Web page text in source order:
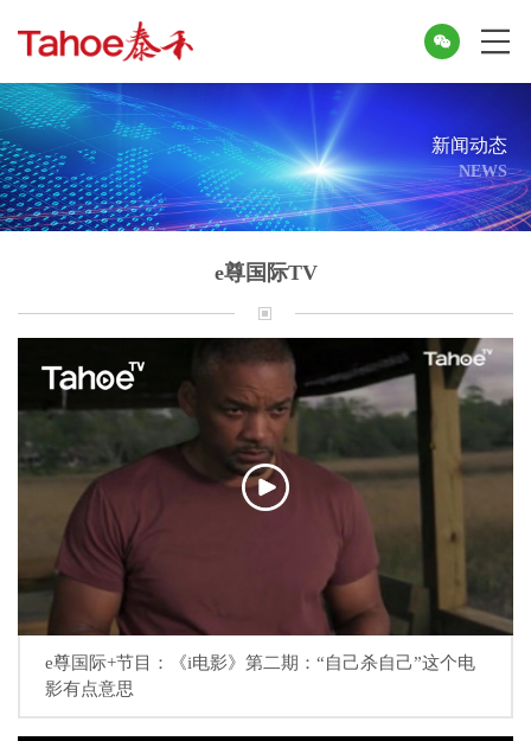
新闻动态
NEWS
e尊国际TV
e尊国际+节目：《i电影》第二期：“自己杀自己”这个电
影有点意思